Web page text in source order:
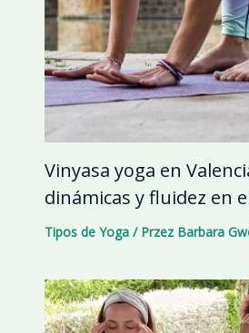
Vinyasa yoga en
dinámicas y fluidez en
Tipos de Yoga/ Przez Barbara